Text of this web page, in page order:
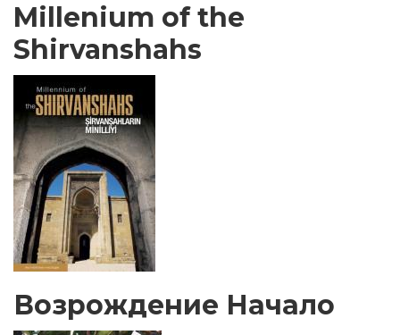
Millenium of the
Shirvanshahs
Возрождение Начало